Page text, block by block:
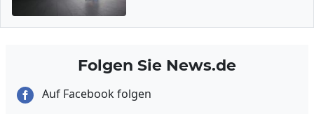
Folgen Sie News.de
Auf Facebook folgen